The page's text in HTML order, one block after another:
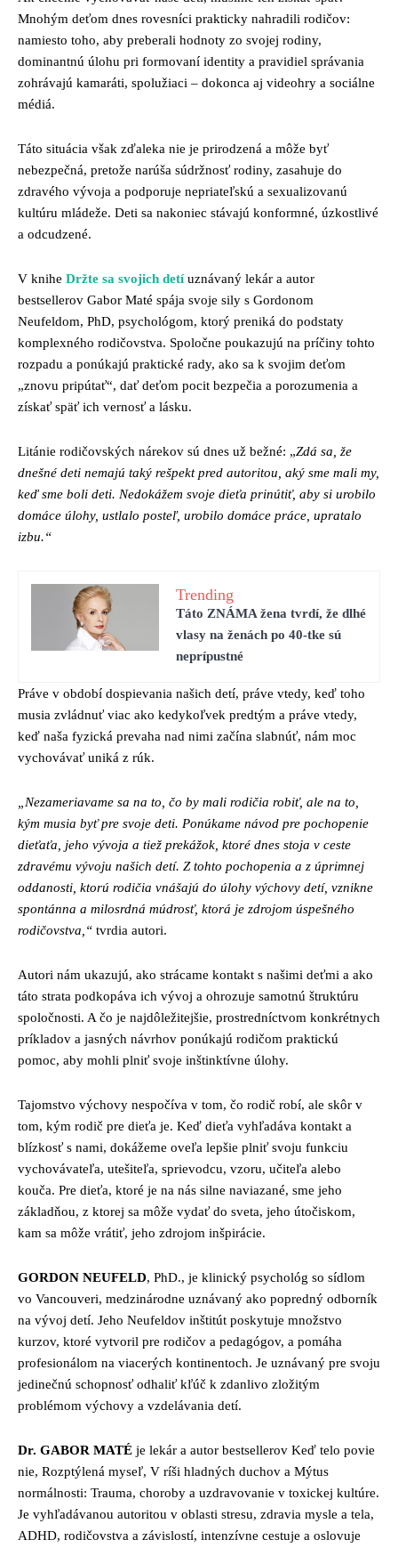
Mnohým deťom dnes rovesníci prakticky nahradili rodičov:
namiesto toho, aby preberali hodnoty zo svojej rodiny,
dominantnú úlohu pri formovaní identity a pravidiel správania
zohrávajú kamaráti, spolužiaci – dokonca aj videohry a sociálne
médiá.
Táto situácia však zďaleka nie je prirodzená a môže byť
nebezpečná, pretože narúša súdržnosť rodiny, zasahuje do
zdravého vývoja a podporuje nepriateľskú a sexualizovanú
kultúru mládeže. Deti sa nakoniec stávajú konformné, úzkostlivé
a odcudzené.
V knihe Držte sa svojich detíuznávaný lekár a autor
bestsellerov Gabor Maté spája svoje sily s Gordonom
Neufeldom, PhD, psychológom, ktorý preniká do podstaty
komplexného rodičovstva. Spoločne poukazujú na príčiny tohto
rozpadu a ponúkajú praktické rady, ako sa k svojim deťom
„znovu pripútať“, dať deťom pocit bezpečia a porozumenia a
získať späť ich vernosť a lásku.
Litánie rodičovských nárekov sú dnes už bežné: „Zdá sa, že
dnešné deti nemajú taký rešpekt pred autoritou, aký sme mali my,
keď sme boli deti. Nedokážem svoje dieťa prinútiť, aby si urobilo
domáce úlohy, ustlalo posteľ, urobilo domáce práce, upratalo
izbu.“
Trending
Táto ZNÁMA žena tvrdí, že dlhé
vlasy na ženách po 40-tke sú
neprípustné
Práve v období dospievania našich detí, práve vtedy, keď toho
musia zvládnuť viac ako kedykoľvek predtým a práve vtedy,
keď naša fyzická prevaha nad nimi začína slabnúť, nám moc
vychovávať uniká z rúk.
„Nezameriavame sa na to, čo by mali rodičia robiť, ale na to,
kým musia byť pre svoje deti. Ponúkame návod pre pochopenie
dieťaťa, jeho vývoja a tiež prekážok, ktoré dnes stoja v ceste
zdravému vývoju našich detí. Z tohto pochopenia a z úprimnej
oddanosti, ktorú rodičia vnášajú do úlohy výchovy detí, vznikne
spontánna a milosrdná múdrosť, ktorá je zdrojom úspešného
rodičovstva,“ tvrdia autori.
Autori nám ukazujú, ako strácame kontakt s našimi deťmi a ako
táto strata podkopáva ich vývoj a ohrozuje samotnú štruktúru
spoločnosti. A čo je najdôležitejšie, prostredníctvom konkrétnych
príkladov a jasných návrhov ponúkajú rodičom praktickú
pomoc, aby mohli plniť svoje inštinktívne úlohy.
Tajomstvo výchovy nespočíva v tom, čo rodič robí, ale skôr v
tom, kým rodič pre dieťa je. Keď dieťa vyhľadáva kontakt a
blízkosť s nami, dokážeme oveľa lepšie plniť svoju funkciu
vychovávateľa, utešiteľa, sprievodcu, vzoru, učiteľa alebo
kouča. Pre dieťa, ktoré je na nás silne naviazané, sme jeho
základňou, z ktorej sa môže vydať do sveta, jeho útočiskom,
kam sa môže vrátiť, jeho zdrojom inšpirácie.
GORDON NEUFELD, PhD., je klinický psychológ so sídlom
vo Vancouveri, medzinárodne uznávaný ako popredný odborník
na vývoj detí. Jeho Neufeldov inštitút poskytuje množstvo
kurzov, ktoré vytvoril pre rodičov a pedagógov, a pomáha
profesionálom na viacerých kontinentoch. Je uznávaný pre svoju
jedinečnú schopnosť odhaliť kľúč k zdanlivo zložitým
problémom výchovy a vzdelávania detí.
Dr. GABOR MATÉ je lekár a autor bestsellerov Keď telo povie
nie, Rozptýlená myseľ, V ríši hladných duchov a Mýtus
normálnosti: Trauma, choroby a uzdravovanie v toxickej kultúre.
Je vyhľadávanou autoritou v oblasti stresu, zdravia mysle a tela,
ADHD, rodičovstva a závislostí, intenzívne cestuje a oslovuje